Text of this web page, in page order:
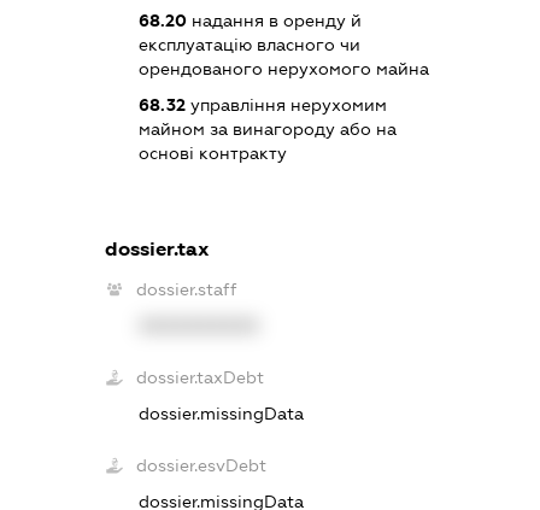
68.20 надання в оренду й
експлуатацію власного чи
орендованого нерухомого майна
68.32 управління нерухомим
майном за винагороду або на
основі контракту
dossier.tax
dossier.staff
dossier.taxDebt
dossier.missingData
dossier.esvDebt
dossier.missingData